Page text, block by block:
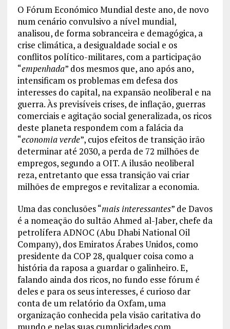
O Fórum Económico Mundial deste ano, de novo
num cenário convulsivo a nível mundial,
analisou, de forma sobranceira e demagógica, a
crise climática, a desigualdade social e os
conflitos político-militares, com a participação
“empenhada” dos mesmos que, ano após ano,
intensificam os problemas em defesa dos
interesses do capital, na expansão neoliberal e na
guerra. Às previsíveis crises, de inflação, guerras
comerciais e agitação social generalizada, os ricos
deste planeta respondem com a falácia da
“economia verde”, cujos efeitos de transição irão
determinar até 2030, a perda de 72 milhões de
empregos, segundo a OIT. A ilusão neoliberal
reza, entretanto que essa transição vai criar
milhões de empregos e revitalizar a economia.
Uma das conclusões “mais interessantes” de Davos
é a nomeação do sultão Ahmed al-Jaber, chefe da
petrolífera ADNOC (Abu Dhabi National Oil
Company), dos Emiratos Árabes Unidos, como
presidente da COP 28, qualquer coisa como a
história da raposa a guardar o galinheiro. E,
falando ainda dos ricos, no fundo esse fórum é
deles e para os seus interesses, é curioso dar
conta de um relatório da Oxfam, uma
organização conhecida pela visão caritativa do